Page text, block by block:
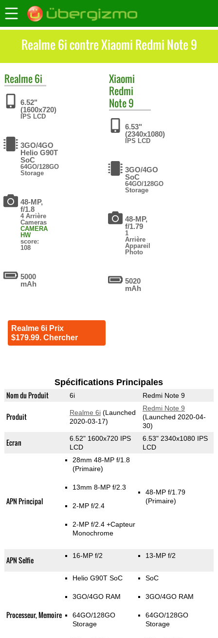
Realme 6i contre Xiaomi Redmi Note 9
Realme6i
6.52"
(1600x720)
IPS LCD
3GO/4GO
Helio G90T
SoC
64GO/128GO
Storage
48-MP,
f/1.8
4 Arrière
Cameras
CAMERA
HW
score:
108
5000
mAh
Realme 6i Prix
$179.99. Chercher
Xiaomi
Redmi
Note 9
6.53"
(2340x1080)
IPS LCD
3GO/4GO
SoC
64GO/128GO
Storage
48-MP,
f/1.79
1
Arrière
Appareil
Photo
5020
mAh
Spécifications Principales
Nom du Produit 6i Redmi Note 9
Produit Realme 6i(Launched
2020-03-17)
Redmi Note 9
(Launched 2020-04-
30)
Ecran
6.52" 1600x720 IPS
LCD
6.53" 2340x1080 IPS
LCD
APN Principal
28mm 48-MP f/1.8
(Primaire)
13mm 8-MP f/2.3
2-MP f/2.4
2-MP f/2.4 +Capteur
Monochrome
48-MP f/1.79
(Primaire)
APN Selfie 16-MP f/2 13-MP f/2
Processeur, Memoire
Helio G90T SoC
3GO/4GO RAM
64GO/128GO
Storage
SoC
3GO/4GO RAM
64GO/128GO
Storage